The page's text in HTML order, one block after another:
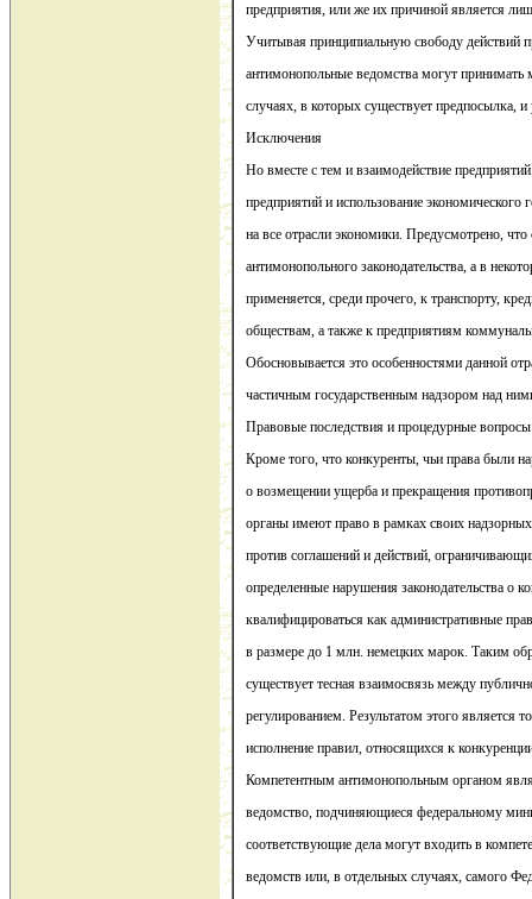
предприятия, или же их причиной является
Учитывая принципиальную свободу действий
антимонопольные ведомства могут принимать
случаях, в которых существует предпосылка,
Исключения
Но вместе с тем и взаимодействие
предприятий и использование экономического
на все отрасли экономики. Предусмотрено,
антимонопольного законодательства, а в
применяется, среди прочего, к транспорту,
обществам, а также к предприятиям
Обосновывается это особенностями данной
частичным государственным надзором над
Правовые последствия и процедурные вопросы
Кроме того, что конкуренты, чьи права были
о возмещении ущерба и прекращения
органы имеют право в рамках своих
против соглашений и действий,
определенные нарушения законодательства о
квалифицироваться как административные
в размере до 1 млн. немецких марок. Таким
существует тесная взаимосвязь между
регулированием. Результатом этого является
исполнение правил, относящихся к
Компетентным антимонопольным органом
ведомство, подчиняющиеся федеральному
соответствующие дела могут входить в
ведомств или, в отдельных случаях, самого